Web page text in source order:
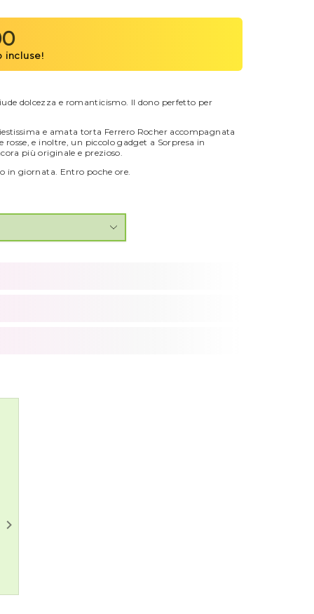
dolcezza e romanticismo. Il dono perfetto per
e amata torta Ferrero Rocher accompagnata
rosse, e inoltre, un piccolo gadget a Sorpresa in
più originale e prezioso.
in giornata. Entro poche ore.